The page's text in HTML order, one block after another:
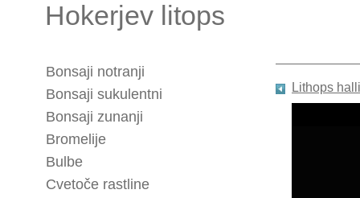
Hokerjev litops
Bonsaji notranji
Bonsaji sukulentni
Bonsaji zunanji
Bromelije
Bulbe
Cvetoče rastline
Lithops